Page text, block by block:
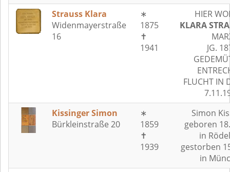
Strauss Klara
Widenmayerstraße
16
∗
1875
✝
1941
HIER
KLARA
JG.
FLUCHT IN
Kissinger Simon
Bürkleinstraße 20
∗
1859
✝
1939
Simon
geboren
in
gestorben
in